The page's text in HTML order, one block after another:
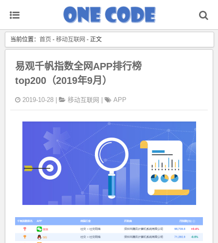
当前位置： 首页 - 移动互联网 - 正文
易观千帆指数全网APP排行榜
top200（2019年9月）
2019-10-28 | 移动互联网 APP